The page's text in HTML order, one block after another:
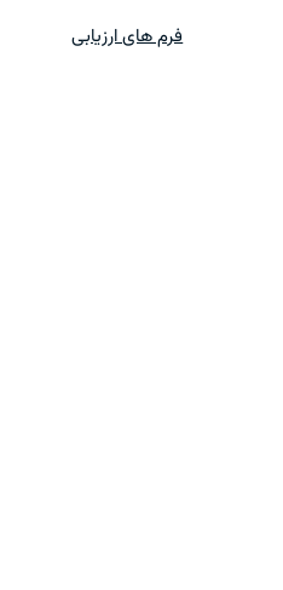
فرم های ارزیابی